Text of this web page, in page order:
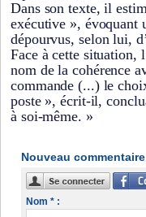
Dans son texte, il
exécutive », évoquant
dépourvus, selon lui,
Face à cette situation,
nom de la cohérence
commande (...) le
poste », écrit-il,
à soi-même. »
Nouveau
Nom * :